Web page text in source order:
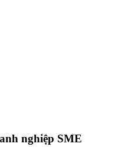
nghiệp SME